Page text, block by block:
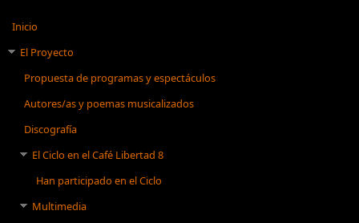
Inicio
El Proyecto
Propuesta de programas y espectáculos
Autores/as y poemas musicalizados
Discografía
El Ciclo en el Café Libertad 8
Han participado en el Ciclo
Multimedia